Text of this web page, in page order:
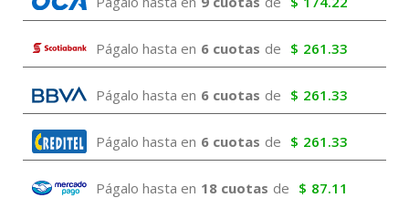
Págalo hasta en 6 cuotas de $ 261.33
Págalo hasta en 6 cuotas de $ 261.33
Págalo hasta en 6 cuotas de $ 261.33
Págalo hasta en 18 cuotas de $ 87.11